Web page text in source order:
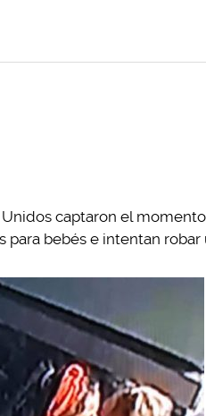
captaron el
bebés e intentan robar